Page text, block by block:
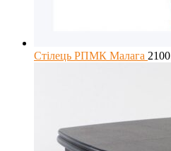
Стілець РПМК Малага 2100